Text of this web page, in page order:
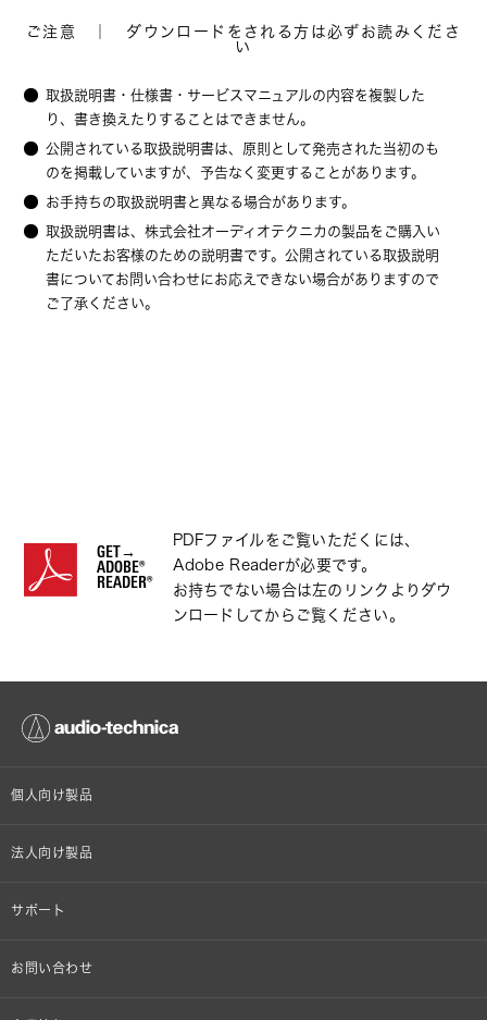
ご注意 ｜ ダウンロードをされる方は必ずお読みくださ
い
取扱説明書・仕様書・サービスマニュアルの内容を複製した
り、書き換えたりすることはできません。
公開されている取扱説明書は、原則として発売された当初のも
のを掲載していますが、予告なく変更することがあります。
お手持ちの取扱説明書と異なる場合があります。
取扱説明書は、株式会社オーディオテクニカの製品をご購入い
ただいたお客様のための説明書です。公開されている取扱説明
書についてお問い合わせにお応えできない場合がありますので
ご了承ください。
GET→
ADOBE®
READER®
PDFファイルをご覧いただくには、
Adobe Readerが必要です。
お持ちでない場合は左のリンクよりダウ
ンロードしてからご覧ください。
個人向け製品
オンラインストア限定
法人向け製品
設備音響機器
サポート
個人向け製品サポート
お問い合わせ